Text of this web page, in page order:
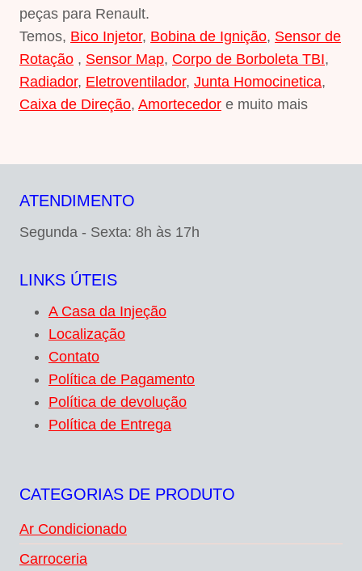
peças para Renault.
Temos, Bico Injetor, Bobina de Ignição, Sensor de
Rotação , Sensor Map, Corpo de Borboleta TBI,
Radiador, Eletroventilador, Junta Homocinetica,
Caixa de Direção, Amortecedor e muito mais
ATENDIMENTO
Segunda - Sexta: 8h às 17h
LINKS ÚTEIS
A Casa da Injeção
Localização
Contato
Política de Pagamento
Política de devolução
Política de Entrega
CATEGORIAS DE PRODUTO
Ar Condicionado
Carroceria